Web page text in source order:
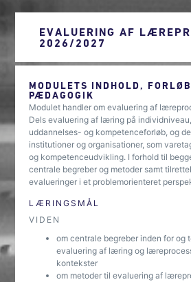
EVALUERING AF
2026/2027
MODULETS INDHOLD,
PÆDAGOGIK
Modulet handler om evaluering af
Dels evaluering af læring på
uddannelses- og kompetenceforløb, og
institutioner og organisationer, som
og kompetenceudvikling. I forhold til
centrale begreber og metoder samt
evalueringer i et problemorienteret
LÆRINGSMÅL
VIDEN
om centrale begreber inden for og
evaluering af læring og
kontekster
om metoder til evaluering af